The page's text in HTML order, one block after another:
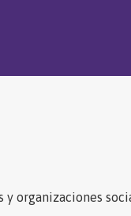
organizaciones